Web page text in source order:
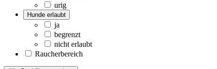
urig
Hunde erlaubt
ja
begrenzt
nicht erlaubt
Raucherbereich